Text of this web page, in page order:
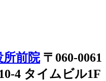
〒060-0061
4 タイムビル1F